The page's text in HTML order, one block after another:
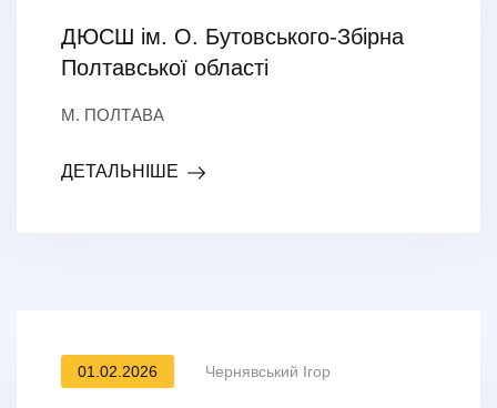
ДЮСШ ім. О. Бутовського-Збірна
Полтавської області
М. ПОЛТАВА
ДЕТАЛЬНІШЕ
01.02.2026 Чернявський Ігор